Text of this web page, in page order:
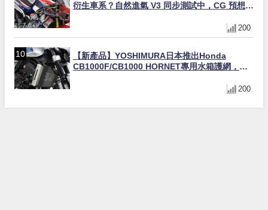
衍生車系？自然進氣 V3 同步測試中，CG 預想曝
200
【新產品】YOSHIMURA日本推出Honda
CB1000F/CB1000 HORNET專用水箱護網，六
200